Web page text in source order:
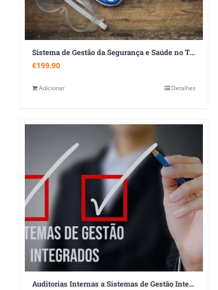
Sistema de Gestão da Segurança e Saúde no Trabalho – NP EN ISO 45001:2023
€199.90
Adicionar Detalhes
Auditorias Internas a Sistemas de Gestão Integrados – ISO 9001:2015, ISO 14001:2015 e ISO 45001:2018